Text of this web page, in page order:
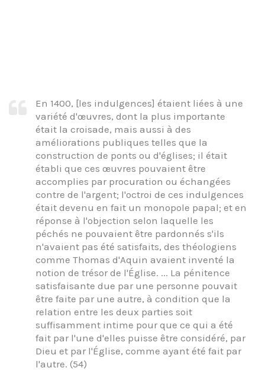
En 1400, [les indulgences] étaient liées à une
variété d'œuvres, dont la plus importante
était la croisade, mais aussi à des
améliorations publiques telles que la
construction de ponts ou d'églises; il était
établi que ces œuvres pouvaient être
accomplies par procuration ou échangées
contre de l'argent; l'octroi de ces indulgences
était devenu en fait un monopole papal; et en
réponse à l'objection selon laquelle les
péchés ne pouvaient être pardonnés s'ils
n'avaient pas été satisfaits, des théologiens
comme Thomas d'Aquin avaient inventé la
notion de trésor de l'Église. ... La pénitence
satisfaisante due par une personne pouvait
être faite par une autre, à condition que la
relation entre les deux parties soit
suffisamment intime pour que ce qui a été
fait par l'une d'elles puisse être considéré, par
Dieu et par l'Église, comme ayant été fait par
l'autre. (54)